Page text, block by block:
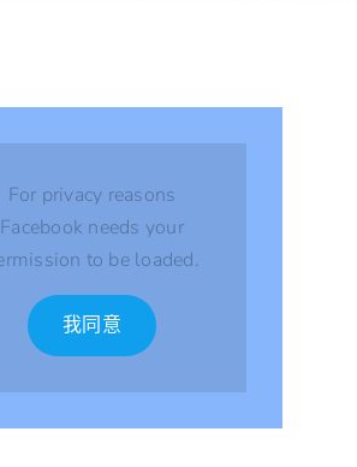
For privacy reasons
Facebook needs your
to be loaded.
我同意